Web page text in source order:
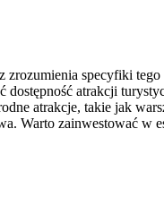
specyfiki
atrakcji
atrakcje, takie jak
Warto zainwestować w